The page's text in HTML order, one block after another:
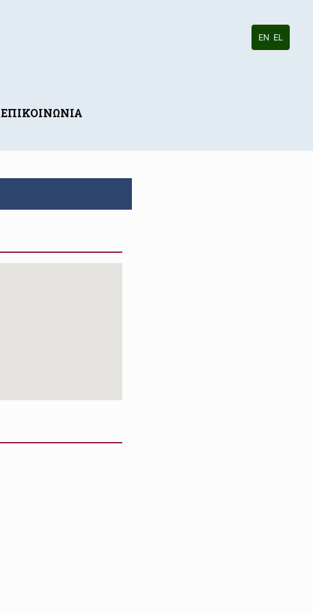
ΕΠΙΚΟΙΝΩΝΙΑ
EN EL